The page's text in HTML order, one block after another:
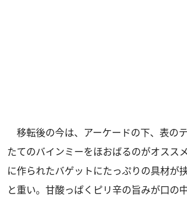
移転後の今は、アーケードの下、表の
たてのバインミーをほおばるのがオスス
に作られたバゲットにたっぷりの具材が
と重い。甘酸っぱくピリ辛の旨みが口の